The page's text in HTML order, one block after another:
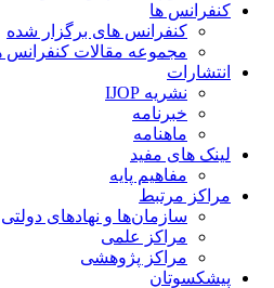
کنفرانس ها
کنفرانس های برگزار شده
مجموعه مقالات کنفرانس ها
انتشارات
نشریه IJOP
خبرنامه
ماهنامه
لینک های مفید
مفاهیم پایه
مراکز مرتبط
سازمان‌ها و نهادهای دولتی
مراکز علمی
مراکز پژوهشی
پیشکسوتان